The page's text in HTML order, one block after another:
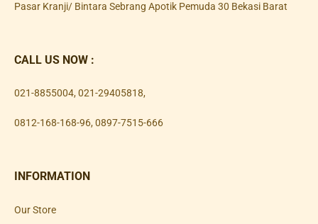
Pasar Kranji/ Bintara Sebrang Apotik Pemuda 30 Bekasi Barat
CALL US NOW :
021-8855004, 021-29405818,
0812-168-168-96, 0897-7515-666
INFORMATION
Our Store